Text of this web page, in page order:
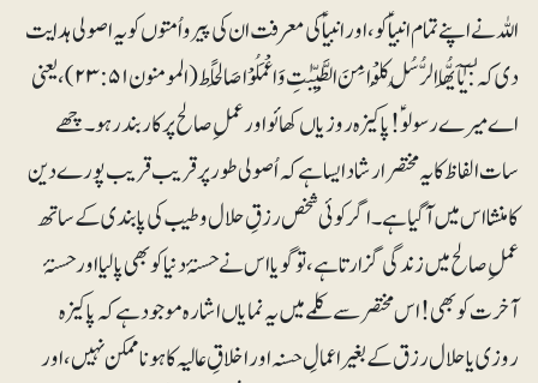
اللہ نے اپنے تمام انبیا ؑ کو، اور انبیا ؑکی معرفت ان کی پیرو اُمتوں کو یہ اصولی ہدایت
دی کہ: ٰٓیٰٓاَیُّھَا الرُّسُلُ کُلُوْا مِنَ الطَّیِّبٰتِ وَاعْمَلُوْا صَالِحًا ط (المومنون ۲۳:۵۱) ،یعنی
اے میرے رسولو ؑ! پاکیزہ روزیاں کھائو اور عملِ صالح پر کاربند رہو۔ چھے
سات الفاظ کا یہ مختصر ارشاد ایسا ہے کہ اُصولی طور پر قریب قریب پورے دین
کا منشا اس میں آگیا ہے۔ اگر کوئی شخص رزقِ حلال و طیب کی پابندی کے ساتھ
عملِ صالح میں زندگی گزارتا ہے، تو گویا اس نے حسنۂ دنیا کو بھی پالیا اور حسنۂ
آخرت کو بھی!اس مختصر سے کلمے میں یہ نمایاں اشارہ موجود ہے کہ پاکیزہ
روزی یا حلال رزق کے بغیر اعمالِ حسنہ اور اخلاقِ عالیہ کا ہونا ممکن نہیں، اور